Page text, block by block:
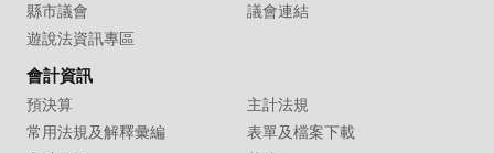
縣市議會
議會連結
遊說法資訊專區
會計資訊
預決算
主計法規
常用法規及解釋彙編
表單及檔案下載